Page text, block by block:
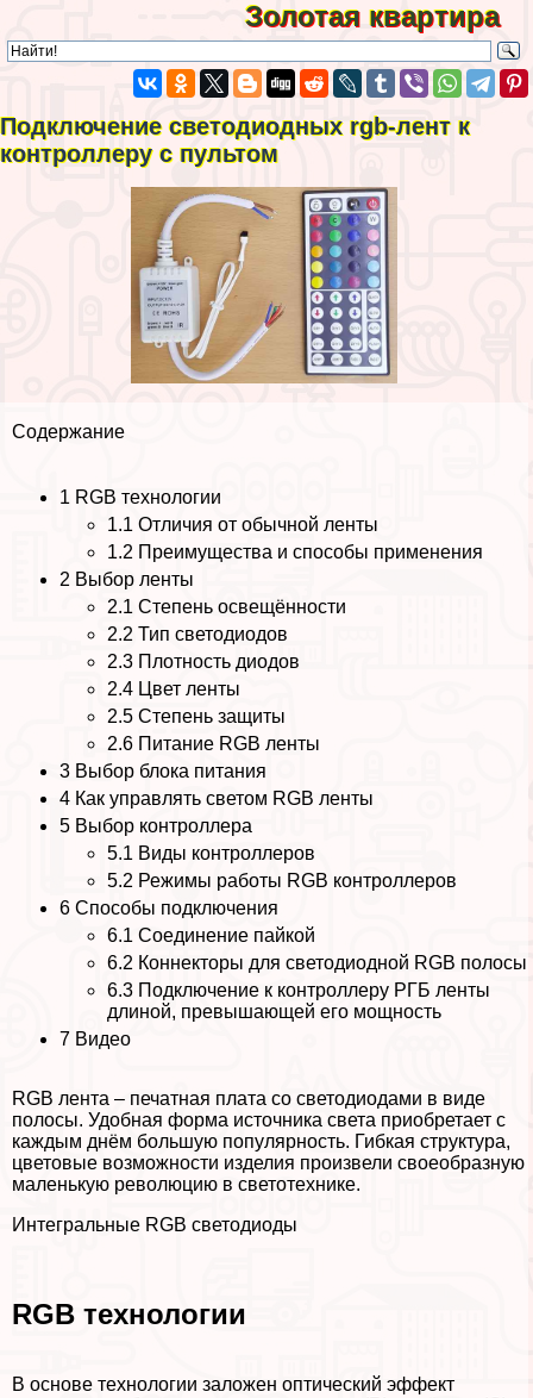
Золотая квартира
Подключение светодиодных rgb-лент к
контроллеру с пультом
Содержание
1 RGB технологии
1.1 Отличия от обычной ленты
1.2 Преимущества и способы применения
2 Выбор ленты
2.1 Степень освещённости
2.2 Тип светодиодов
2.3 Плотность диодов
2.4 Цвет ленты
2.5 Степень защиты
2.6 Питание RGB ленты
3 Выбор блока питания
4 Как управлять светом RGB ленты
5 Выбор контроллера
5.1 Виды контроллеров
5.2 Режимы работы RGB контроллеров
6 Способы подключения
6.1 Соединение пайкой
6.2 Коннекторы для светодиодной RGB полосы
6.3 Подключение к контроллеру РГБ ленты
длиной, превышающей его мощность
7 Видео
RGB лента – печатная плата со светодиодами в виде
полосы. Удобная форма источника света приобретает с
каждым днём большую популярность. Гибкая структура,
цветовые возможности изделия произвели своеобразную
маленькую революцию в светотехнике.
Интегральные RGB светодиоды
RGB технологии
В основе технологии заложен оптический эффект